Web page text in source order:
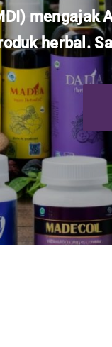
mengajak
herbal.